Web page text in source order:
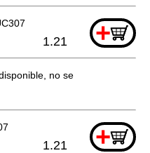
+
1.21
no se puede pedir
+
1.21